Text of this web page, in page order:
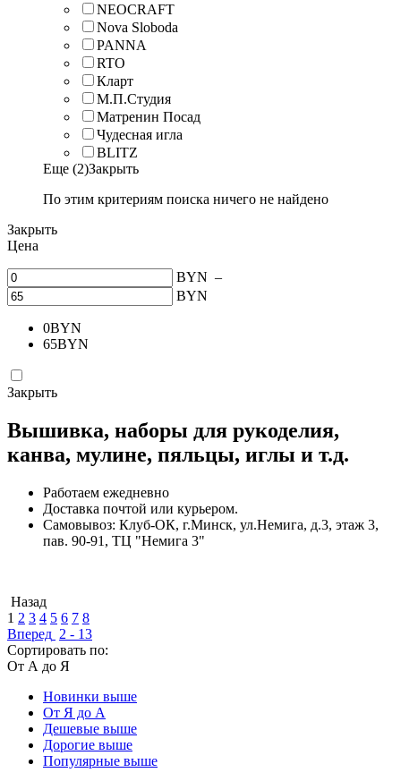
NEOCRAFT
Nova Sloboda
PANNA
RTO
Кларт
М.П.Студия
Матренин Посад
Чудесная игла
BLITZ
Еще (2)Закрыть
По этим критериям поиска ничего не найдено
Закрыть
Цена
BYN –
BYN
0BYN
65BYN
Закрыть
Вышивка, наборы для рукоделия,
канва, мулине, пяльцы, иглы и т.д.
Работаем ежедневно
Доставка почтой или курьером.
Самовывоз: Клуб-ОК, г.Минск, ул.Немига, д.3, этаж 3,
пав. 90-91, ТЦ "Немига 3"
Назад
1 2 3 4 5 6 7 8
Вперед 2 - 13
Сортировать по:
От А до Я
Новинки выше
От Я до А
Дешевые выше
Дорогие выше
Популярные выше